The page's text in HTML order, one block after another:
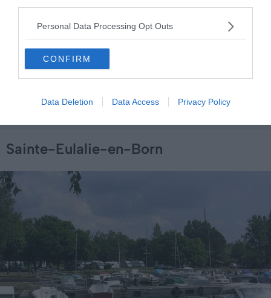
Personal Data Processing Opt Outs
CONFIRM
Data Deletion Data Access Privacy Policy
Trouver un hôtel à Aureilhan
Trouver une maison de vacances à Aureilhan
Sainte-Eulalie-en-Born